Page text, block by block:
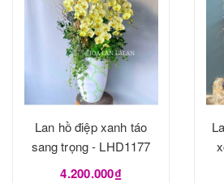
Lan hồ điệp xanh táo
sang trọng - LHD1177
4.200.000₫